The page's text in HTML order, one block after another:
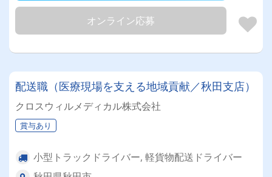
オンライン応募
配送職（医療現場を支える地域貢献／秋田支店）
クロスウィルメディカル株式会社
賞与あり
小型トラックドライバー, 軽貨物配送ドライバー